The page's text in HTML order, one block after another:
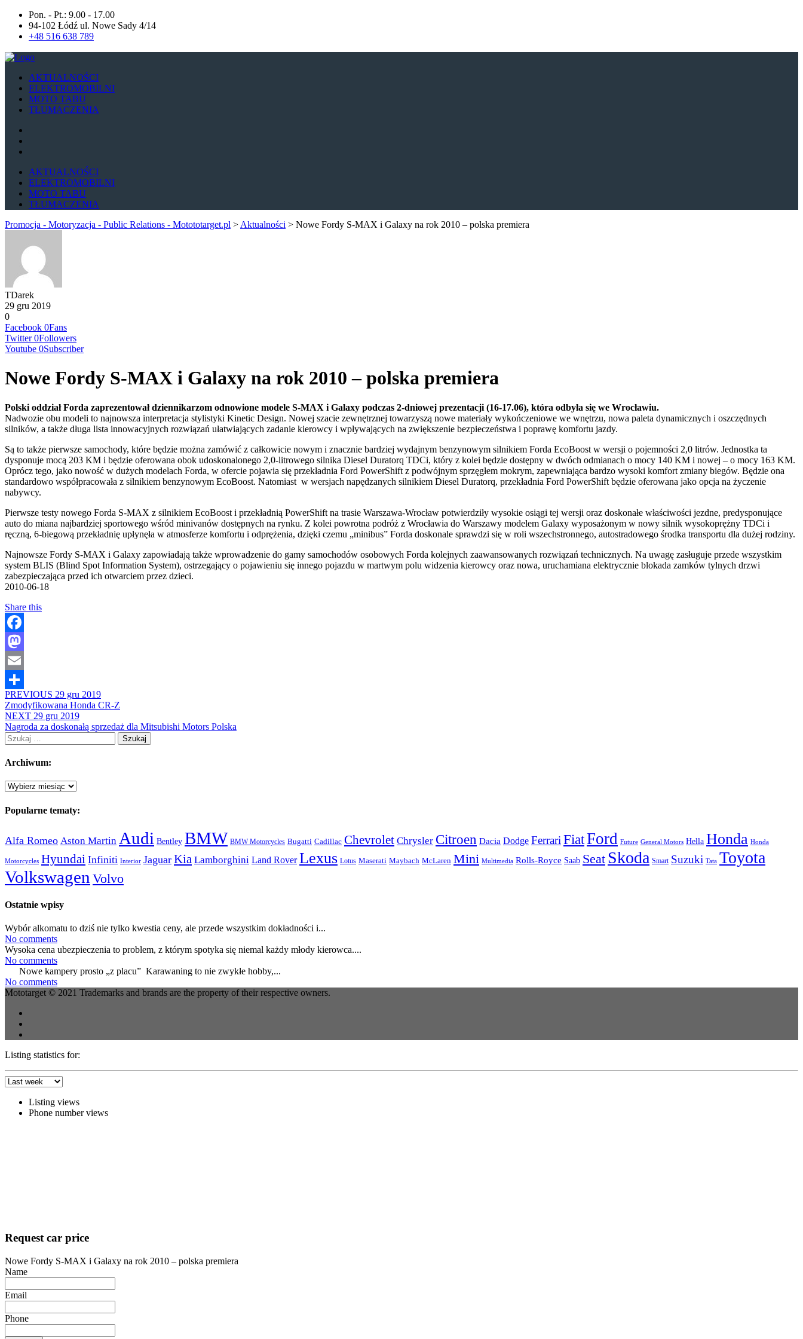
Pon. - Pt.: 9.00 - 17.00
94-102 Łódź ul. Nowe Sady 4/14
+48 516 638 789
AKTUALNOŚCI
ELEKTROMOBILNI
MOTO TABU
TŁUMACZENIA
AKTUALNOŚCI
ELEKTROMOBILNI
MOTO TABU
TŁUMACZENIA
Promocja - Motoryzacja - Public Relations - Motototarget.pl > Aktualności > Nowe Fordy S-MAX i Galaxy na rok 2010 – polska premiera
TDarek
29 gru 2019
0
Facebook 0Fans
Twitter 0Followers
Youtube 0Subscriber
Nowe Fordy S-MAX i Galaxy na rok 2010 – polska premiera
Polski oddział Forda zaprezentował dziennikarzom odnowione modele S-MAX i Galaxy podczas 2-dniowej prezentacji (16-17.06), która odbyła się we Wrocławiu.
Nadwozie obu modeli to najnowsza interpretacja stylistyki Kinetic Design. Nowej szacie zewnętrznej towarzyszą nowe materiały wykończeniowe we wnętrzu, nowa paleta dynamicznych i oszczędnych
silników, a także długa lista innowacyjnych rozwiązań ułatwiających zadanie kierowcy i wpływających na zwiększenie bezpieczeństwa i poprawę komfortu jazdy.
Są to także pierwsze samochody, które będzie można zamówić z całkowicie nowym i znacznie bardziej wydajnym benzynowym silnikiem Forda EcoBoost w wersji o pojemności 2,0 litrów. Jednostka ta
dysponuje mocą 203 KM i będzie oferowana obok udoskonalonego 2,0-litrowego silnika Diesel Duratorq TDCi, który z kolei będzie dostępny w dwóch odmianach o mocy 140 KM i nowej – o mocy 163 KM.
Oprócz tego, jako nowość w dużych modelach Forda, w ofercie pojawia się przekładnia Ford PowerShift z podwójnym sprzęgłem mokrym, zapewniająca bardzo wysoki komfort zmiany biegów. Będzie ona
standardowo współpracowała z silnikiem benzynowym EcoBoost. Natomiast w wersjach napędzanych silnikiem Diesel Duratorq, przekładnia Ford PowerShift będzie oferowana jako opcja na życzenie
nabywcy.
Pierwsze testy nowego Forda S-MAX z silnikiem EcoBoost i przekładnią PowerShift na trasie Warszawa-Wrocław potwierdziły wysokie osiągi tej wersji oraz doskonałe właściwości jezdne, predysponujące
auto do miana najbardziej sportowego wśród minivanów dostępnych na rynku. Z kolei powrotna podróż z Wrocławia do Warszawy modelem Galaxy wyposażonym w nowy silnik wysokoprężny TDCi i
ręczną, 6-biegową przekładnię upłynęła w atmosferze komfortu i odprężenia, dzięki czemu „minibus” Forda doskonale sprawdzi się w roli wszechstronnego, autostradowego środka transportu dla dużej rodziny.
Najnowsze Fordy S-MAX i Galaxy zapowiadają także wprowadzenie do gamy samochodów osobowych Forda kolejnych zaawansowanych rozwiązań technicznych. Na uwagę zasługuje przede wszystkim
system BLIS (Blind Spot Information System), ostrzegający o pojawieniu się innego pojazdu w martwym polu widzenia kierowcy oraz nowa, uruchamiana elektrycznie blokada zamków tylnych drzwi
zabezpieczająca przed ich otwarciem przez dzieci.
2010-06-18
Share this
Facebook
Mastodon
Email
Share
PREVIOUS 29 gru 2019
Zmodyfikowana Honda CR-Z
NEXT 29 gru 2019
Nagroda za doskonałą sprzedaż dla Mitsubishi Motors Polska
Szukaj:
Archiwum:
Archiwum:
Popularne tematy:
Alfa Romeo Aston Martin Audi Bentley BMW BMW Motorcycles Bugatti Cadillac Chevrolet Chrysler Citroen Dacia Dodge Ferrari FiatFord Future General Motors Hella Honda Honda
Motorcycles Hyundai Infiniti Interior Jaguar Kia Lamborghini Land Rover Lexus Lotus Maserati Maybach McLaren Mini Multimedia Rolls-Royce Saab Seat Skoda Smart Suzuki Tata Toyota
Volkswagen Volvo
Ostatnie wpisy
Wybór alkomatu to dziś nie tylko kwestia ceny, ale przede wszystkim dokładności i...
No comments
Wysoka cena ubezpieczenia to problem, z którym spotyka się niemal każdy młody kierowca....
No comments
Nowe kampery prosto „z placu” Karawaning to nie zwykłe hobby,...
No comments
Mototarget © 2021 Trademarks and brands are the property of their respective owners.
Listing statistics for:
Listing views
Phone number views
Request car price
Nowe Fordy S-MAX i Galaxy na rok 2010 – polska premiera
Name
Email
Phone